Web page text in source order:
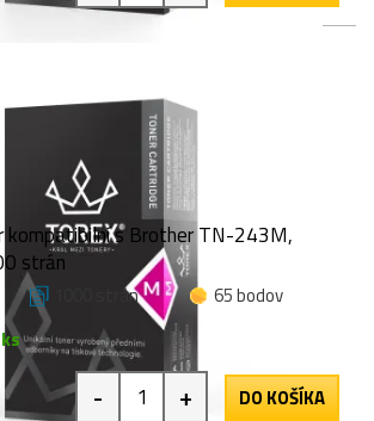
kompatibilní s Brother TN-243M,
strán
1000 strán
65 bodov
- + DO KOŠÍKA